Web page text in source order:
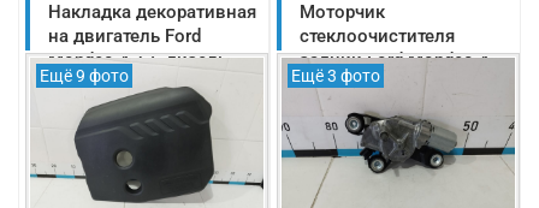
Накладка декоративная
на двигатель Ford
Mondeo 4 1.6 дизель
оригинал (1754801)
Ещё 9 фото
Моторчик
стеклоочистителя
задний Ford Mondeo 4
2010-2014 оригинал
(1675328)
Ещё 3 фото